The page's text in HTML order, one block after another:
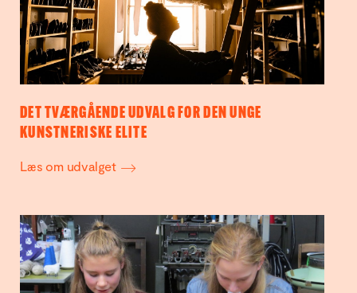
DET TVÆRGÅENDE UDVALG FOR DEN UNGE
KUNSTNERISKE ELITE
Læs om udvalget